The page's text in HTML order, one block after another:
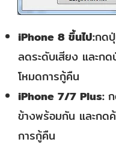
iPhone 8 ขึ้นไป:กด
ลดระดับเสียง และกด
โหมดการกู้คืน
iPhone 7/7 Plus:
ข้างพร้อมกัน และกดค้
การกู้คืน